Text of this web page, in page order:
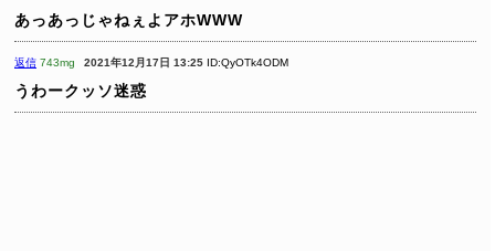
あっあっじゃねぇよアホWWW
返信 743mg 2021年12月17日 13:25 ID:QyOTk4ODM
うわークッソ迷惑